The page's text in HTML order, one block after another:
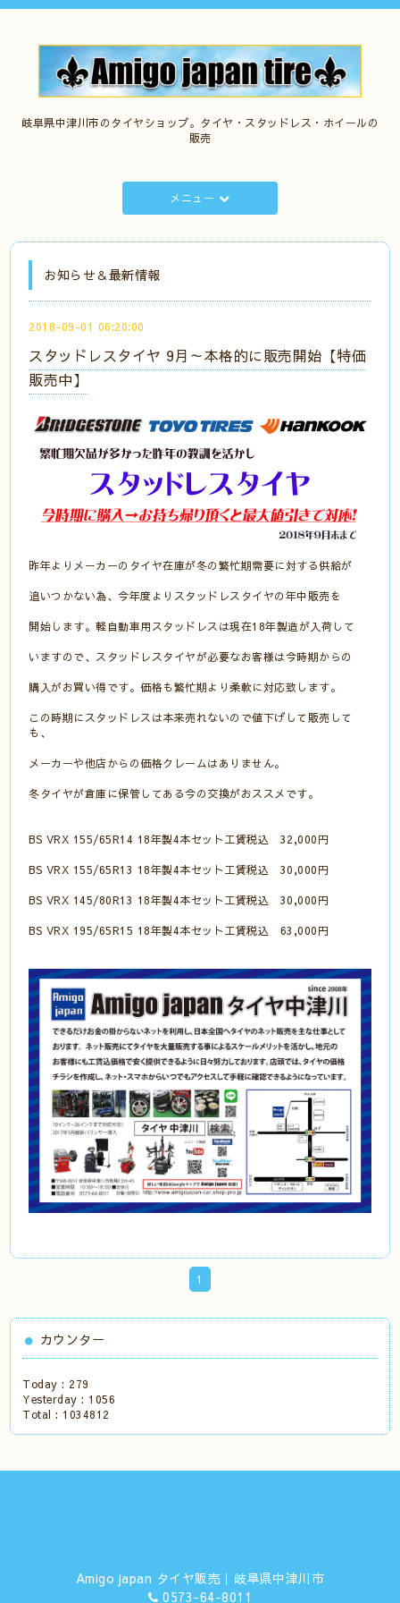
岐阜県中津川市のタイヤショップ。タイヤ・スタッドレス・ホイールの
販売
メニュー
お知らせ＆最新情報
2018-09-01 06:20:00
スタッドレスタイヤ 9月～本格的に販売開始【特価
販売中】
昨年よりメーカーのタイヤ在庫が冬の繁忙期需要に対する供給が
追いつかない為、今年度よりスタッドレスタイヤの年中販売を
開始します。軽自動車用スタッドレスは現在18年製造が入荷して
いますので、スタッドレスタイヤが必要なお客様は今時期からの
購入がお買い得です。価格も繁忙期より柔軟に対応致します。
この時期にスタッドレスは本来売れないので値下げして販売して
も、
メーカーや他店からの価格クレームはありません。
冬タイヤが倉庫に保管してある今の交換がおススメです。
BS VRX 155/65R14 18年製4本セット工賃税込 32,000円
BS VRX 155/65R13 18年製4本セット工賃税込 30,000円
BS VRX 145/80R13 18年製4本セット工賃税込 30,000円
BS VRX 195/65R15 18年製4本セット工賃税込 63,000円
1
カウンター
Today : 279
Yesterday : 1056
Total : 1034812
Amigo japan タイヤ販売｜岐阜県中津川市
0573-64-8011